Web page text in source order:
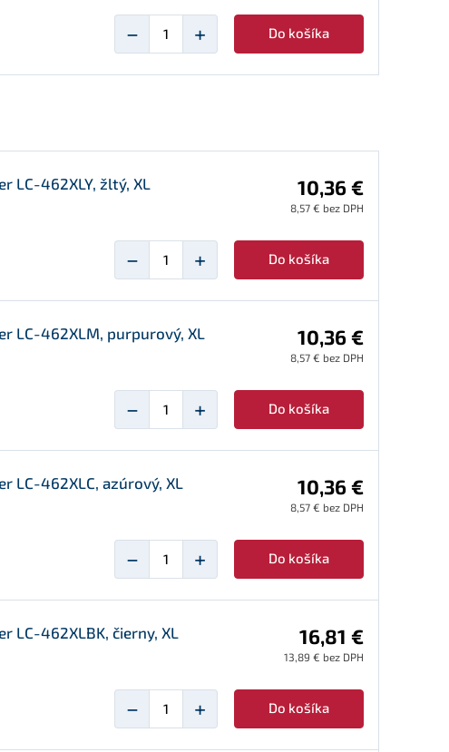
− + Do košíka
LC-462XLY, žltý, XL 10,36 €
8,57 € bez DPH
− + Do košíka
LC-462XLM, purpurový, XL 10,36 €
8,57 € bez DPH
− + Do košíka
LC-462XLC, azúrový, XL 10,36 €
8,57 € bez DPH
− + Do košíka
LC-462XLBK, čierny, XL 16,81 €
13,89 € bez DPH
− + Do košíka